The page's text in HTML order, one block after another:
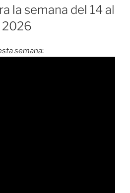
la semana del 14 al
2026
semana: